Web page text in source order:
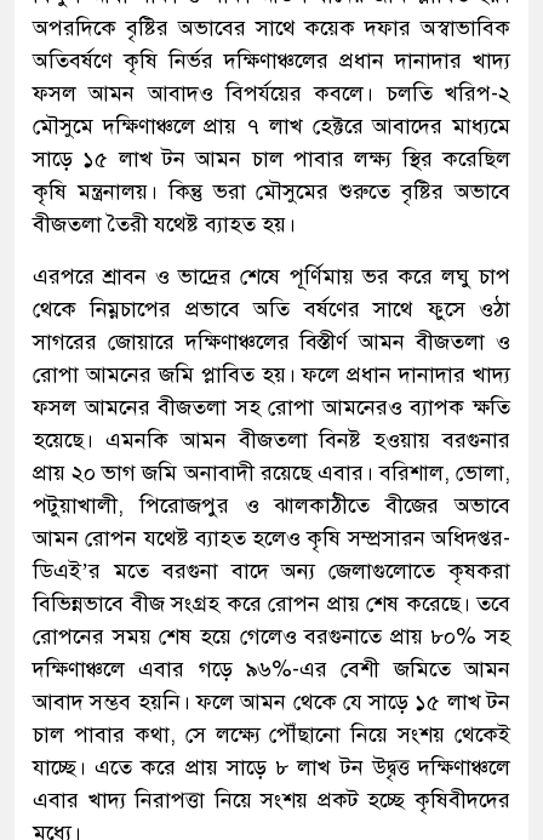
অপরদিকে বৃষ্টির অভাবের সাথে কয়েক দফার অস্বাভাবিক
অতিবর্ষণে কৃষি নির্ভর দক্ষিণাঞ্চলের প্রধান দানাদার খাদ্য
ফসল আমন আবাদও বিপর্যয়ের কবলে। চলতি খরিপ-২
মৌসুমে দক্ষিণাঞ্চলে প্রায় ৭ লাখ হেক্টরে আবাদের মাধ্যমে
সাড়ে ১৫ লাখ টন আমন চাল পাবার লক্ষ্য স্থির করেছিল
কৃষি মন্ত্রনালয়। কিন্তু ভরা মৌসুমের শুরুতে বৃষ্টির অভাবে
বীজতলা তৈরী যথেষ্ট ব্যাহত হয়।
এরপরে শ্রাবন ও ভাদ্রের শেষে পূর্ণিমায় ভর করে লঘু চাপ
থেকে নিম্নচাপের প্রভাবে অতি বর্ষণের সাথে ফুসে ওঠা
সাগরের জোয়ারে দক্ষিণাঞ্চলের বিস্তীর্ণ আমন বীজতলা ও
রোপা আমনের জমি প্লাবিত হয়। ফলে প্রধান দানাদার খাদ্য
ফসল আমনের বীজতলা সহ রোপা আমনেরও ব্যাপক ক্ষতি
হয়েছে। এমনকি আমন বীজতলা বিনষ্ট হওয়ায় বরগুনার
প্রায় ২০ ভাগ জমি অনাবাদী রয়েছে এবার। বরিশাল, ভোলা,
পটুয়াখালী, পিরোজপুর ও ঝালকাঠীতে বীজের অভাবে
আমন রোপন যথেষ্ট ব্যাহত হলেও কৃষি সম্প্রসারন অধিদপ্তর-
ডিএই’র মতে বরগুনা বাদে অন্য জেলাগুলোতে কৃষকরা
বিভিন্নভাবে বীজ সংগ্রহ করে রোপন প্রায় শেষ করেছে। তবে
রোপনের সময় শেষ হয়ে গেলেও বরগুনাতে প্রায় ৮০% সহ
দক্ষিণাঞ্চলে এবার গড়ে ৯৬%-এর বেশী জমিতে আমন
আবাদ সম্ভব হয়নি। ফলে আমন থেকে যে সাড়ে ১৫ লাখ টন
চাল পাবার কথা, সে লক্ষ্যে পৌঁছানো নিয়ে সংশয় থেকেই
যাচ্ছে। এতে করে প্রায় সাড়ে ৮ লাখ টন উদ্বৃত্ত দক্ষিণাঞ্চলে
এবার খাদ্য নিরাপত্তা নিয়ে সংশয় প্রকট হচ্ছে কৃষিবীদদের
মধ্যে।